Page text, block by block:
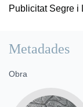
Publicitat Segre i
Metadades
Obra